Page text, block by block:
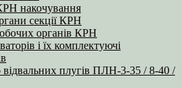
накочування
секції КРН
органів КРН
і їх комплектуючі
відвальних плугів ПЛН-3-35 / 8-40 /